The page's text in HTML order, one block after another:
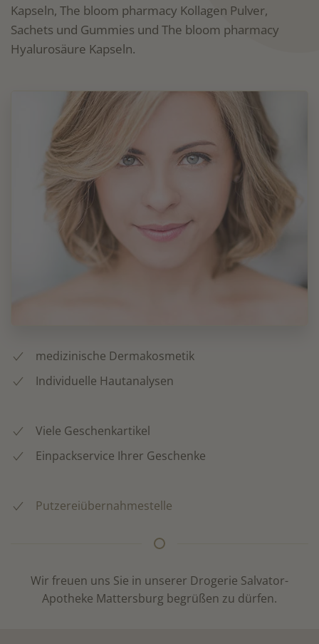
Kapseln, The bloom pharmacy Kollagen Pulver,
Sachets und Gummies und The bloom pharmacy
Hyalurosäure Kapseln.
medizinische Dermakosmetik
Individuelle Hautanalysen
Viele Geschenkartikel
Einpackservice Ihrer Geschenke
Putzereiübernahmestelle
Wir freuen uns Sie in unserer Drogerie Salvator-
Apotheke Mattersburg begrüßen zu dürfen.